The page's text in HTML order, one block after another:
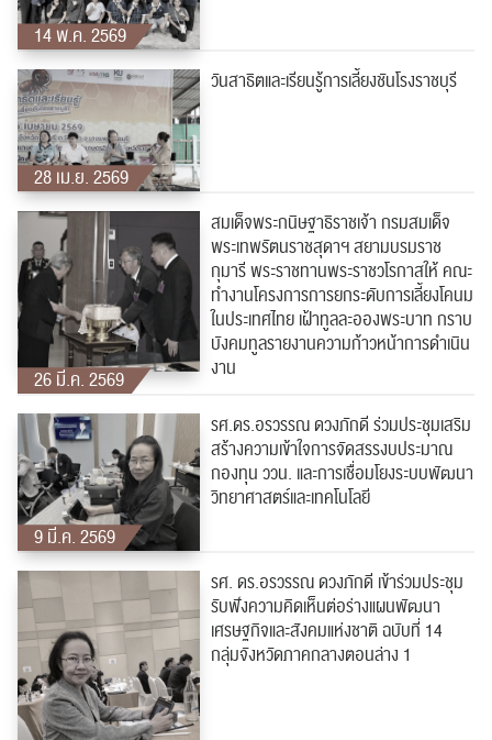
14 พ.ค. 2569
28 เม.ย. 2569
วันสาธิตและเรียนรู้การเลี้ยงชันโรงราชบุรี
26 มี.ค. 2569
สมเด็จพระกนิษฐาธิราชเจ้า กรมสมเด็จ
พระเทพรัตนราชสุดาฯ สยามบรมราช
กุมารี พระราชทานพระราชวโรกาสให้ คณะ
ทำงานโครงการการยกระดับการเลี้ยงโคนม
ในประเทศไทย เฝ้าทูลละอองพระบาท กราบ
บังคมทูลรายงานความก้าวหน้าการดำเนิน
งาน
9 มี.ค. 2569
รศ.ดร.อรวรรณ ดวงภักดี ร่วมประชุมเสริม
สร้างความเข้าใจการจัดสรรงบประมาณ
กองทุน ววน. และการเชื่อมโยงระบบพัฒนา
วิทยาศาสตร์และเทคโนโลยี
รศ. ดร.อรวรรณ ดวงภักดี เข้าร่วมประชุม
รับฟังความคิดเห็นต่อร่างแผนพัฒนา
เศรษฐกิจและสังคมแห่งชาติ ฉบับที่ 14
กลุ่มจังหวัดภาคกลางตอนล่าง 1